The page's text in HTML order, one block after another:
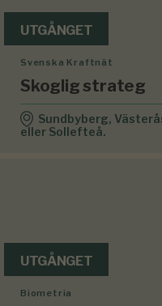
UTGÅNGET
Svenska Kraftnät
Skoglig strateg
Sundbyberg,
eller Sollefteå.
UTGÅNGET
Biometria